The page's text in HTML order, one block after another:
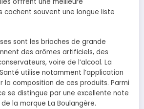
cachent souvent une longue liste
sont les brioches de grande
des arômes artificiels, des
voire de l’alcool. La
utilise notamment l’application
la composition de ces produits. Parmi
se distingue par une excellente note
la marque La Boulangère.